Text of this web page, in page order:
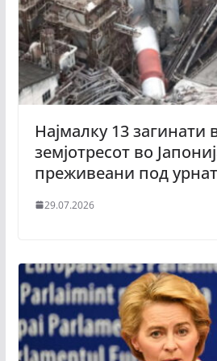
Најмалку 13 загинати
земјотресот во
преживеани под
29.07.2026